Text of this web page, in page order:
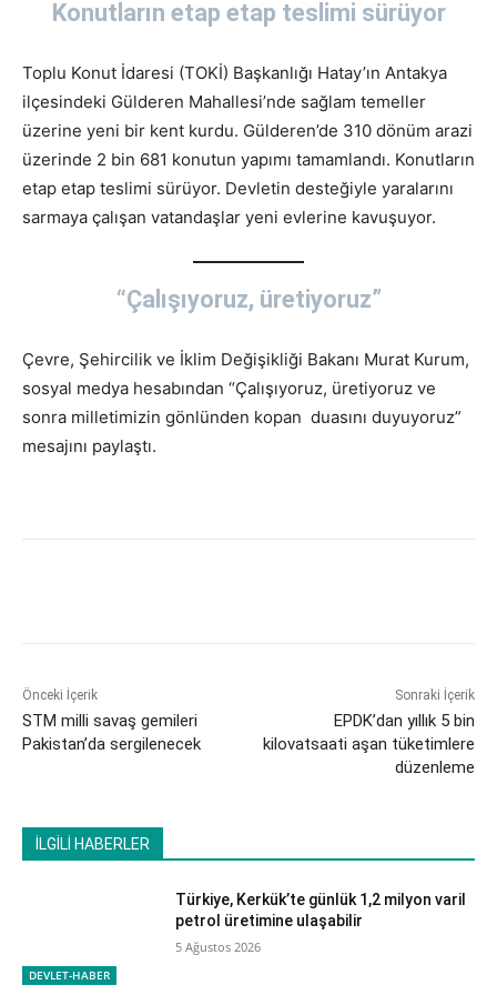
Konutların etap etap teslimi sürüyor
Toplu Konut İdaresi (TOKİ) Başkanlığı Hatay’ın Antakya
ilçesindeki Gülderen Mahallesi’nde sağlam temeller
üzerine yeni bir kent kurdu. Gülderen’de 310 dönüm arazi
üzerinde 2 bin 681 konutun yapımı tamamlandı. Konutların
etap etap teslimi sürüyor. Devletin desteğiyle yaralarını
sarmaya çalışan vatandaşlar yeni evlerine kavuşuyor.
“Çalışıyoruz, üretiyoruz”
Çevre, Şehircilik ve İklim Değişikliği Bakanı Murat Kurum,
sosyal medya hesabından “Çalışıyoruz, üretiyoruz ve
sonra milletimizin gönlünden kopan duasını duyuyoruz”
mesajını paylaştı.
Önceki İçerik
STM milli savaş gemileri
Pakistan’da sergilenecek
Sonraki İçerik
EPDK’dan yıllık 5 bin
kilovatsaati aşan tüketimlere
düzenleme
İLGİLİ HABERLER
DEVLET-HABER
Türkiye, Kerkük’te günlük 1,2 milyon varil
petrol üretimine ulaşabilir
5 Ağustos 2026